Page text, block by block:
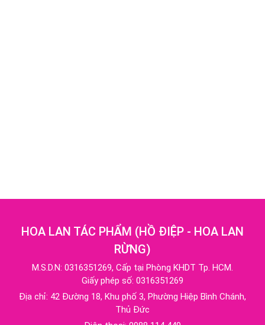
HOA LAN TÁC PHẨM (HỒ ĐIỆP - HOA LAN
RỪNG)
M.S.D.N: 0316351269, Cấp tại Phòng KHDT Tp. HCM.
Giấy phép số: 0316351269
Địa chỉ: 42 Đường 18, Khu phố 3, Phường Hiệp Bình Chánh,
Thủ Đức